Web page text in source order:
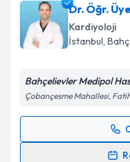
Dr. Öğr.
Kardiyoloji
İstanbul,
Bahçelievler Medipol
Çobançesme Mahallesi,
Randevu